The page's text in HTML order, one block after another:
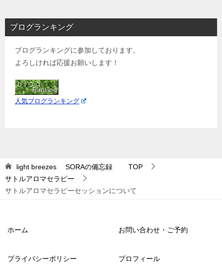
ブログランキング
ブログランキングに参加しております。
よろしければ応援お願いします！
人気ブログランキング
light breezes SORAの備忘録
TOP
サトルアロマセラピー
サトルアロマセラピーセッションについて
ホーム お問い合わせ・ご予約
プライバシーポリシー プロフィール